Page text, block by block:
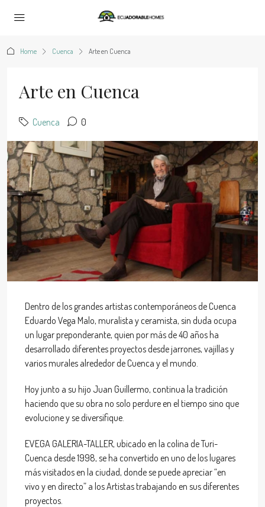
Home Cuenca Arte en Cuenca
Arte en Cuenca
Cuenca 0
Dentro de los grandes artistas contemporáneos de Cuenca
Eduardo Vega Malo, muralista y ceramista, sin duda ocupa
un lugar preponderante, quien por más de 40 años ha
desarrollado diferentes proyectos desde jarrones, vajillas y
varios murales alrededor de Cuenca y el mundo.
Hoy junto a su hijo Juan Guillermo, continua la tradición
haciendo que su obra no solo perdure en el tiempo sino que
evolucione y se diversifique.
EVEGA GALERIA-TALLER, ubicado en la colina de Turi-
Cuenca desde 1998, se ha convertido en uno de los lugares
más visitados en la ciudad, donde se puede apreciar “en
vivo y en directo” a los Artistas trabajando en sus diferentes
proyectos.